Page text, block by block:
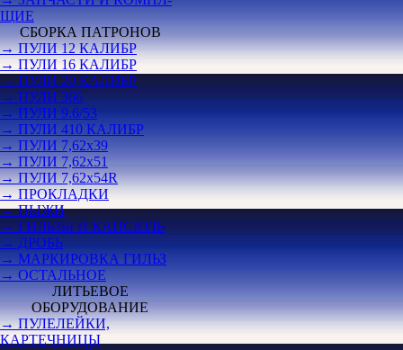
ЩИЕ
СБОРКА ПАТРОНОВ
→ ПУЛИ 12 КАЛИБР
→ ПУЛИ 16 КАЛИБР
→ ПУЛИ 20 КАЛИБР
→ ПУЛИ 366
→ ПУЛИ 9.6/53
→ ПУЛИ 410 КАЛИБР
→ ПУЛИ 7,62х39
→ ПУЛИ 7,62х51
→ ПУЛИ 7,62х54R
→ ПРОКЛАДКИ
→ ПЫЖИ
→ ГИЛЬЗЫ И КАПСЮЛЬ
→ ДРОБЬ
→ МАРКИРОВКА ГИЛЬЗ
→ ОСТАЛЬНОЕ
ЛИТЬЕВОЕ
ОБОРУДОВАНИЕ
→ ПУЛЕЛЕЙКИ,
КАРТЕЧНИЦЫ